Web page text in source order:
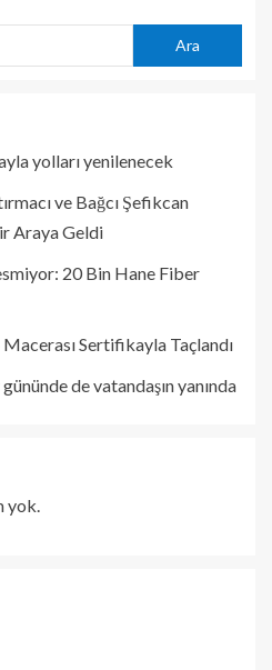
Ara
yolları yenilenecek
ve Bağcı Şefikcan
Araya Geldi
20 Bin Hane Fiber
Sertifikayla Taçlandı
de vatandaşın yanında
yok.